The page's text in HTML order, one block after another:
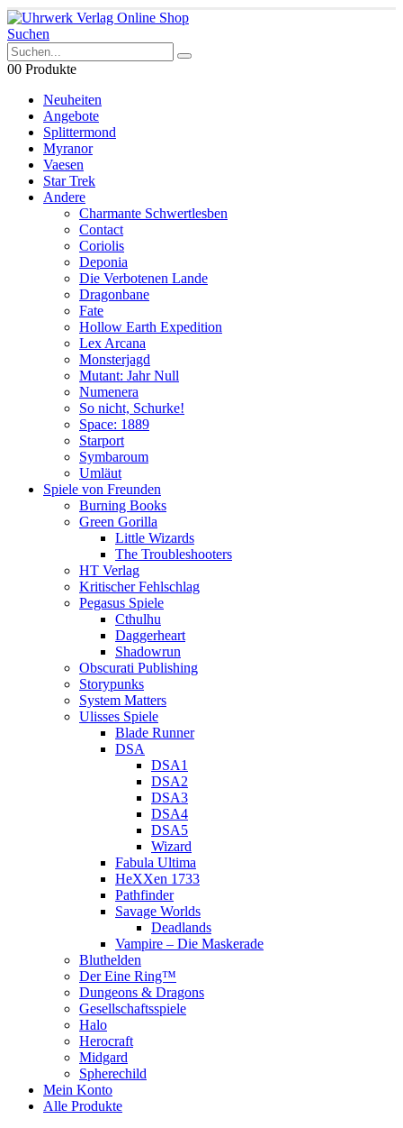
Suchen
00 Produkte
Neuheiten
Angebote
Splittermond
Myranor
Vaesen
Star Trek
Andere
Charmante Schwertlesben
Contact
Coriolis
Deponia
Die Verbotenen Lande
Dragonbane
Fate
Hollow Earth Expedition
Lex Arcana
Monsterjagd
Mutant: Jahr Null
Numenera
So nicht, Schurke!
Space: 1889
Starport
Symbaroum
Umläut
Spiele von Freunden
Burning Books
Green Gorilla
Little Wizards
The Troubleshooters
HT Verlag
Kritischer Fehlschlag
Pegasus Spiele
Cthulhu
Daggerheart
Shadowrun
Obscurati Publishing
Storypunks
System Matters
Ulisses Spiele
Blade Runner
DSA
DSA1
DSA2
DSA3
DSA4
DSA5
Wizard
Fabula Ultima
HeXXen 1733
Pathfinder
Savage Worlds
Deadlands
Vampire – Die Maskerade
Bluthelden
Der Eine Ring™
Dungeons & Dragons
Gesellschaftsspiele
Halo
Herocraft
Midgard
Spherechild
Mein Konto
Alle Produkte